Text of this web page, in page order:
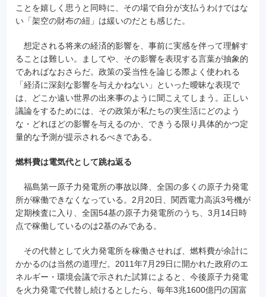
ことを嬉しく思うと同時に、その場で自分が支払うわけではな
い「架空の財布の紐」は緩いのだとも感じた。
想定される将来の経済的影響を、事前に実感を伴って理解す
ることは難しい。ましてや、その影響を表現する言葉が抽象的
であればなおさらだ。政策の妥当性を論じる際よく使われる
「経済に深刻な影響を与えかねない」といった曖昧な表現で
は、どこか遠い世界の出来事のように聞こえてしまう。正しい
議論をするためには、その政策が私たちの実生活にどのよう
な・どれほどの影響を与えるのか、できうる限り具体的かつ定
量的な予測が提示されるべきである。
燃料費は電気代として跳ね返る
福島第一原子力発電所の事故以降、全国の多くの原子力発電
所が稼働できなくなっている。2月20日、関西電力高浜3号機が
定期検査に入り、全国54基の原子力発電所のうち、3月14日時
点で稼働しているのは2基のみである。
その代替として火力発電所を稼働させれば、燃料費が余計に
かかるのは当然の道理だ。2011年7月29日に開かれた政府のエ
ネルギー・環境会議で示された試算によると、今後原子力発電
を火力発電で代替し続けるとしたら、毎年3兆1600億円の国富